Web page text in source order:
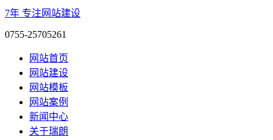
7年 专注网站建设
0755-25705261
网站首页
网站建设
网站模板
网站案例
新闻中心
关于瑞朗